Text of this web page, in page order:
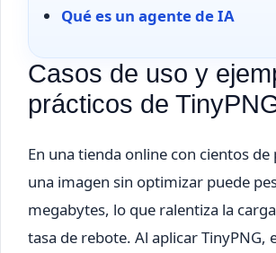
Qué es un agente de IA
Casos de uso y
prácticos de
En una tienda online con cientos
una imagen sin optimizar puede
megabytes, lo que ralentiza la
tasa de rebote. Al aplicar TinyPNG,